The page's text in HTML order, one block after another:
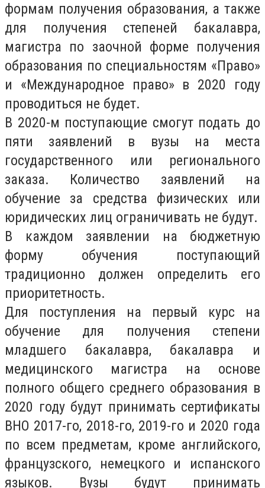
формам получения образования, а также
для получения степеней бакалавра,
магистра по заочной форме получения
образования по специальностям «Право»
и «Международное право» в 2020 году
проводиться не будет.
В 2020-м поступающие смогут подать до
пяти заявлений в вузы на места
государственного или регионального
заказа. Количество заявлений на
обучение за средства физических или
юридических лиц ограничивать не будут.
В каждом заявлении на бюджетную
форму обучения поступающий
традиционно должен определить его
приоритетность.
Для поступления на первый курс на
обучение для получения степени
младшего бакалавра, бакалавра и
медицинского магистра на основе
полного общего среднего образования в
2020 году будут принимать сертификаты
ВНО 2017-го, 2018-го, 2019-го и 2020 года
по всем предметам, кроме английского,
французского, немецкого и испанского
языков. Вузы будут принимать